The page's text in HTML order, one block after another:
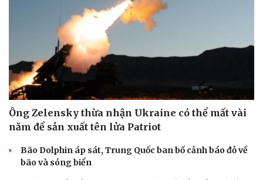
Ông Zelensky thừa nhận Ukraine có thể mất vài
năm để sản xuất tên lửa Patriot
Bão Dolphin áp sát, Trung Quốc ban bố cảnh báo đỏ về
bão và sóng biển